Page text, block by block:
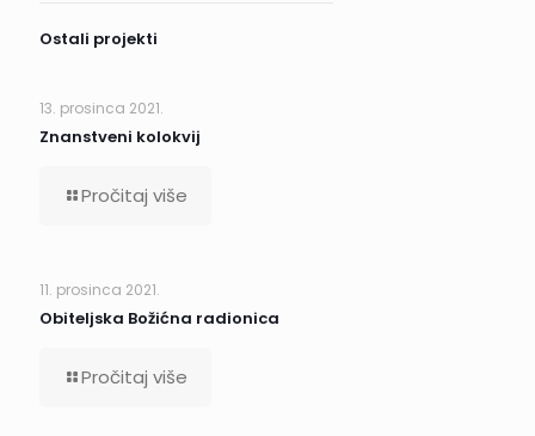
Ostali projekti
13. prosinca 2021.
Znanstveni kolokvij
Pročitaj više
11. prosinca 2021.
Obiteljska Božićna radionica
Pročitaj više